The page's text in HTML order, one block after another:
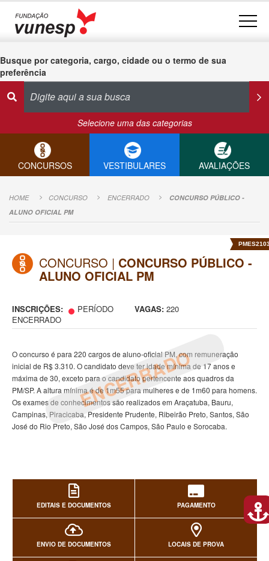
Busque por categoria, cargo, cidade ou o termo de sua
preferência
Selecione uma das categorias
CONCURSOS VESTIBULARES AVALIAÇÕES
HOME CONCURSO ENCERRADO
CONCURSO PÚBLICO -
ALUNO OFICIAL PM
CONCURSO | CONCURSO PÚBLICO -
ALUNO OFICIAL PM
INSCRIÇÕES:
PERÍODO
ENCERRADO
VAGAS: 220
ENCERRADO
O concurso é para 220 cargos de aluno-oficial PM, com remuneração
inicial de R$ 3.310. O candidato deve ter idade mínima de 17 anos e
máxima de 30, exceto para o candidato pertencente aos quadros da
PM/SP. A altura mínima é de 1m55 para mulheres e de 1m60 para homens.
Os exames de conhecimentos são realizados em Araçatuba, Bauru,
Campinas, Piracicaba, Presidente Prudente, Ribeirão Preto, Santos, São
José do Rio Preto, São José dos Campos, São Paulo e Sorocaba.
EDITAIS E DOCUMENTOS PAGAMENTO
ENVIO DE DOCUMENTOS LOCAIS DE PROVA